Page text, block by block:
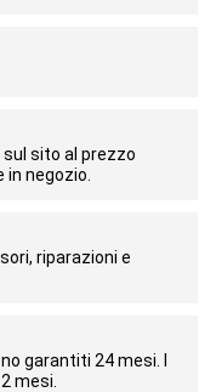
sito al prezzo
negozio.
riparazioni e
garantiti 24 mesi. I
mesi.